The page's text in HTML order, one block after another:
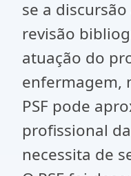
se a
revisão
atuação do
enfermagem,
PSF pode
profissional
necessita de